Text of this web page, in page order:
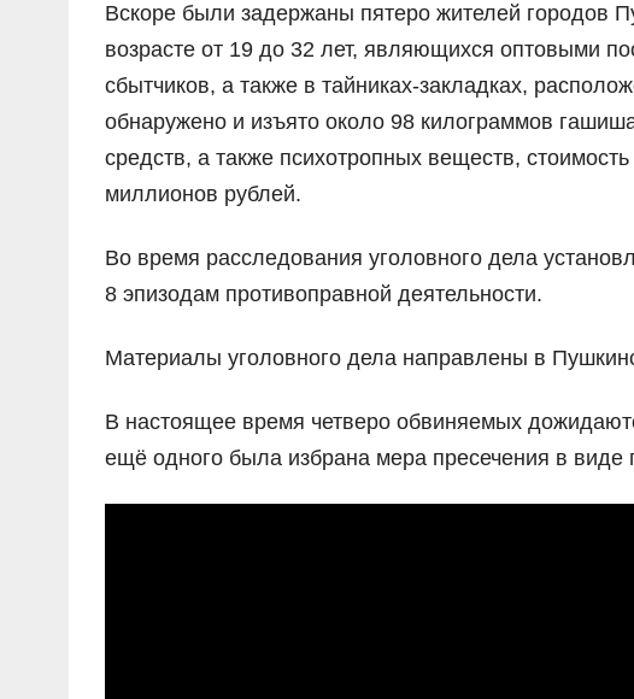
Вскоре были задержаны пятеро жителей городов
возрасте от 19 до 32 лет, являющихся оптовыми
сбытчиков, а также в тайниках-закладках,
обнаружено и изъято около 98 килограммов
средств, а также психотропных веществ,
миллионов рублей.
Во время расследования уголовного дела
8 эпизодам противоправной деятельности.
Материалы уголовного дела направлены в
В настоящее время четверо обвиняемых
ещё одного была избрана мера пресечения в